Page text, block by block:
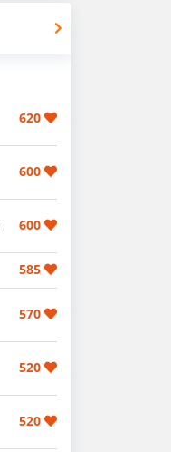
620
600
600
585
570
520
520